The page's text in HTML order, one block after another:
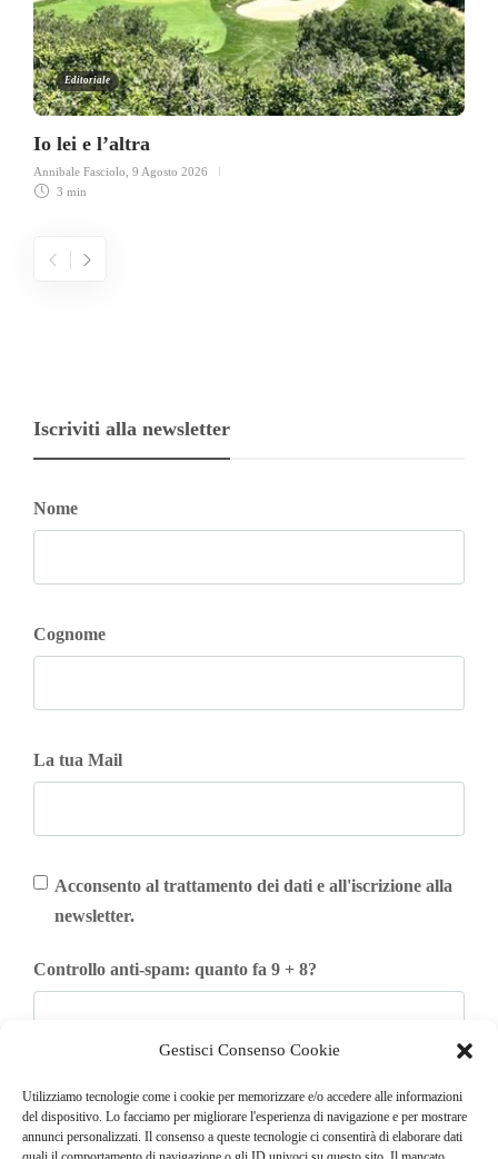
Gestisci Consenso Cookie
Utilizziamo tecnologie come i cookie per memorizzare e/o accedere alle informazioni
del dispositivo. Lo facciamo per migliorare l'esperienza di navigazione e per mostrare
annunci personalizzati. Il consenso a queste tecnologie ci consentirà di elaborare dati
Editoriale
Io lei e l’altra
Annibale Fasciolo 9 Agosto 2026
3 min
Iscriviti alla newsletter
Nome
Cognome
La tua Mail
Acconsento al trattamento dei dati e all'iscrizione alla
newsletter.
Controllo anti-spam: quanto fa 9 + 8?
Iscriviti